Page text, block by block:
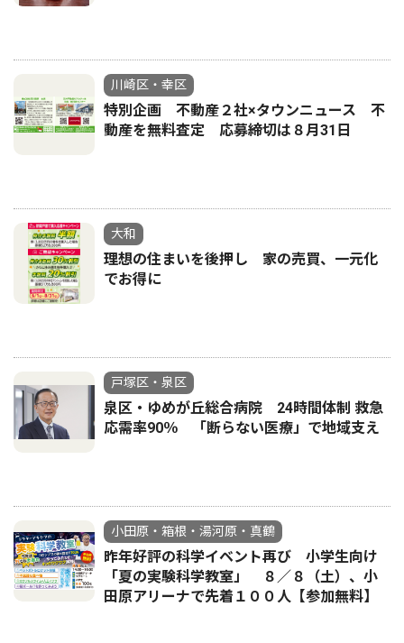
川崎区・幸区
特別企画 不動産２社×タウンニュース 不
動産を無料査定 応募締切は８月31日
大和
理想の住まいを後押し 家の売買、一元化
でお得に
戸塚区・泉区
泉区・ゆめが丘総合病院 24時間体制 救急
応需率90％ 「断らない医療」で地域支え
小田原・箱根・湯河原・真鶴
昨年好評の科学イベント再び 小学生向け
「夏の実験科学教室」 ８／８（土）、小
田原アリーナで先着１００人【参加無料】